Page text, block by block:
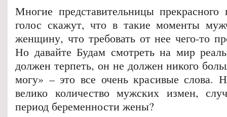
Многие представительницы
голос скажут, что в такие моменты
женщину, что требовать от нее чего-то
Но давайте Будам смотреть на мир
должен терпеть, он не должен никого
могу» – это все очень красивые слова.
велико количество мужских измен,
период беременности жены?